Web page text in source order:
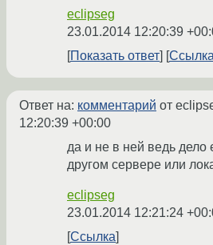
eclipseg
23.01.2014 12:20:39
Показать ответ
Ответ на: комментарий от
12:20:39 +00:00
да и не в ней ведь дело
другом сервере или
eclipseg
23.01.2014 12:21:24
Ссылка